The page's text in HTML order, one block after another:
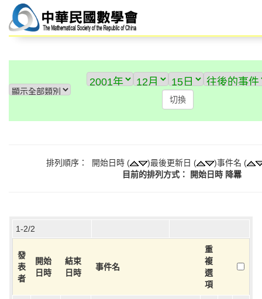
排列順序： 開始日時 ( )最後更新日 (
)事件名 (
目前的排列方式： 開始日時 降羃
1-2/2
發
表
者
開始
日時
結束
日時
事件名
重
複
選
項